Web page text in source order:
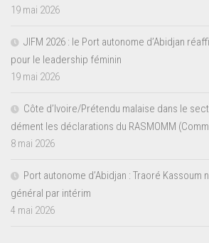
19 mai 2026
JIFM 2026 : le Port autonome d’Abidjan
pour le leadership féminin
19 mai 2026
Côte d’Ivoire/Prétendu malaise dans le
dément les déclarations du RASMOMM
8 mai 2026
Port autonome d’Abidjan : Traoré Kassoum
général par intérim
4 mai 2026